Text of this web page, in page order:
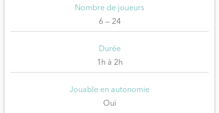
Nombre de joueurs
6 — 24
Durée
1h à 2h
Jouable en autonomie
Oui